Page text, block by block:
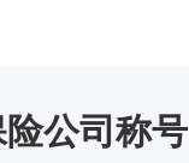
公司称号